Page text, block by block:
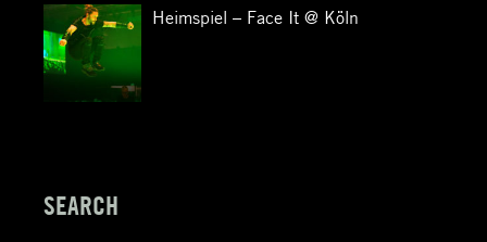
Heimspiel – Face It @ Köln
SEARCH